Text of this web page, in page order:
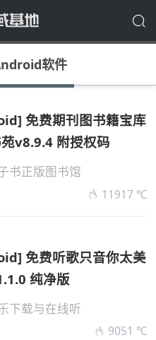
软件
免费期刊图书籍宝库
v8.9.4 附授权码
书正版图书馆
11917 ℃
免费听歌只音你太美
纯净版
下载与在线听
9051 ℃